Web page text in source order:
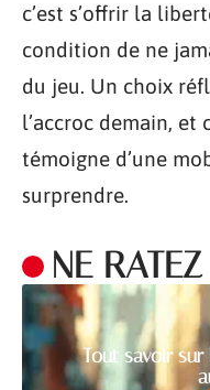
c’est s’offrir la
condition de ne
du jeu. Un choix
l’accroc demain, et
témoigne d’une
surprendre.
NE
Tout savoir sur